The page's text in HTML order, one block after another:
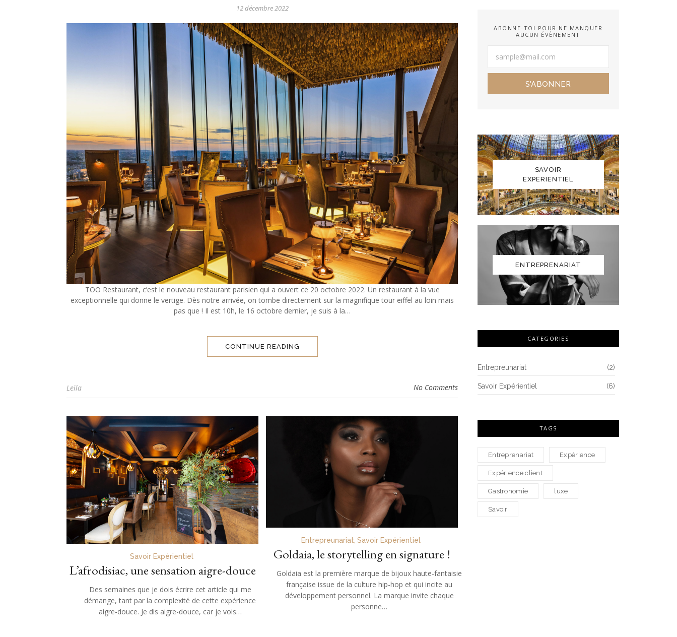
12 décembre 2022
TOO Restaurant, c’est le nouveau restaurant parisien qui a ouvert ce 20 octobre 2022. Un restaurant à la vue
exceptionnelle qui donne le vertige. Dès notre arrivée, on tombe directement sur la magnifique tour eiffel au loin mais
pas que ! Il est 10h, le 16 octobre dernier, je suis à la…
CONTINUE READING
No Comments
Leïla
Savoir Expérientiel
L’afrodisiac, une sensation aigre-douce
Des semaines que je dois écrire cet article qui me
démange, tant par la complexité de cette expérience
aigre-douce. Je dis aigre-douce, car je vois…
Entrepreunariat, Savoir Expérientiel
Goldaia, le storytelling en signature !
Goldaia est la première marque de bijoux haute-fantaisie
française issue de la culture hip-hop et qui incite au
développement personnel. La marque invite chaque
personne…
ABONNE-TOI POUR NE MANQUER
AUCUN ÉVÈNEMENT
S'ABONNER
SAVOIR
EXPERIENTIEL
ENTREPRENARIAT
CATEGORIES
Entrepreunariat (2)
Savoir Expérientiel (6)
TAGS
Entreprenariat Expérience
Expérience client
Gastronomie luxe
Savoir